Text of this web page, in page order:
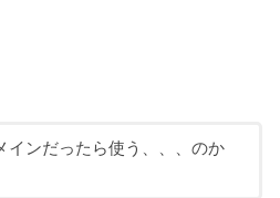
インだったら使う、、、のか